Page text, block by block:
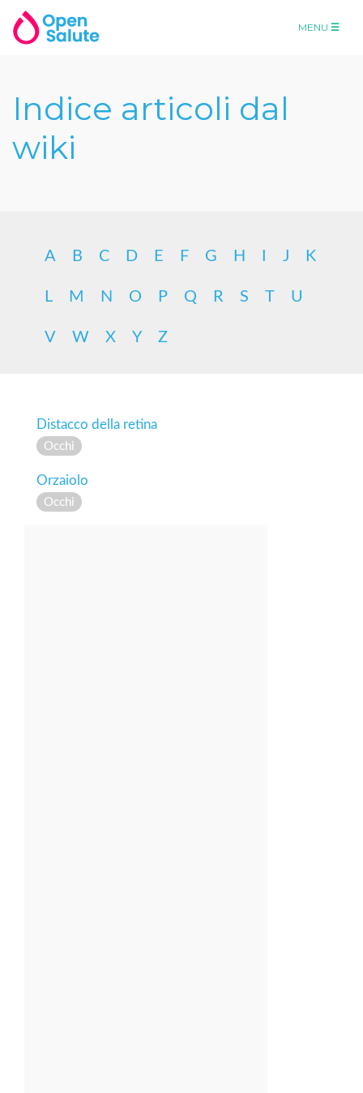
MENU
Indice articoli dal
wiki
A B C D E F G H J K
L M N O P Q R S T U
V W X Y Z
Distacco della retina
Occhi
Orzaiolo
Occhi